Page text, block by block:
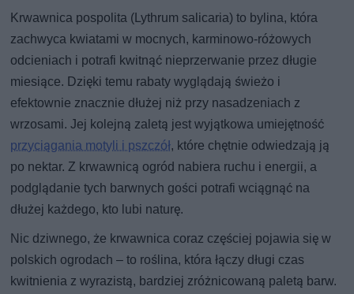
Krwawnica pospolita (Lythrum salicaria) to bylina, która
zachwyca kwiatami w mocnych, karminowo‑różowych
odcieniach i potrafi kwitnąć nieprzerwanie przez długie
miesiące. Dzięki temu rabaty wyglądają świeżo i
efektownie znacznie dłużej niż przy nasadzeniach z
wrzosami. Jej kolejną zaletą jest wyjątkowa umiejętność
przyciągania motyli i pszczół, które chętnie odwiedzają ją
po nektar. Z krwawnicą ogród nabiera ruchu i energii, a
podglądanie tych barwnych gości potrafi wciągnąć na
dłużej każdego, kto lubi naturę.
Nic dziwnego, że krwawnica coraz częściej pojawia się w
polskich ogrodach – to roślina, która łączy długi czas
kwitnienia z wyrazistą, bardziej zróżnicowaną paletą barw.